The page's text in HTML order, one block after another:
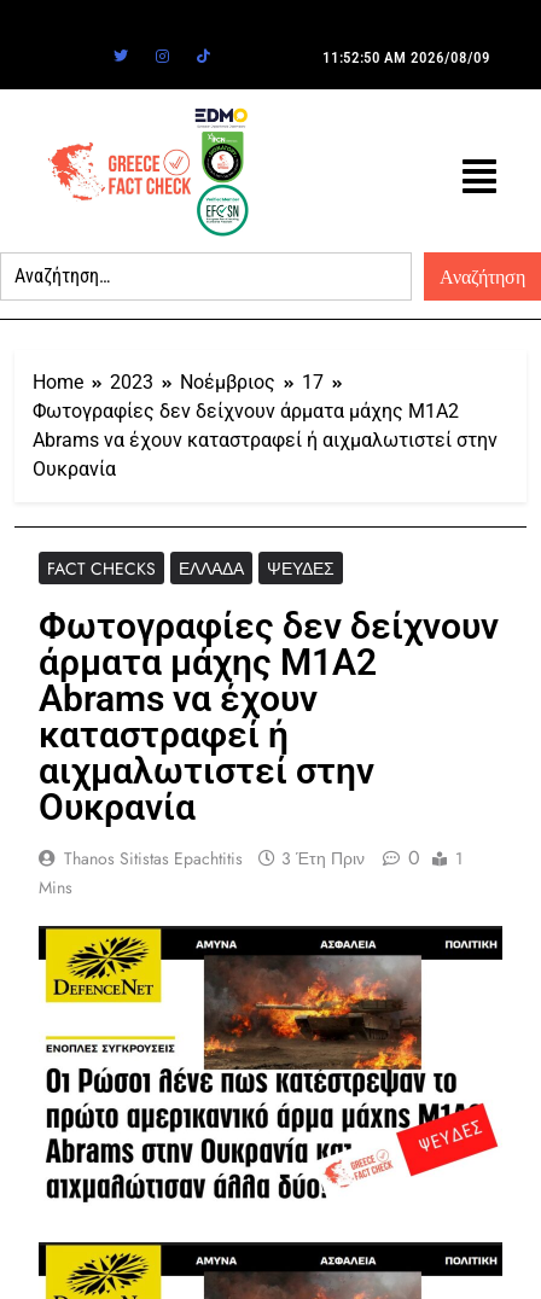
11:52:50 AM 2026/08/09
Home 2023 Νοέμβριος
17
Φωτογραφίες δεν δείχνουν άρματα μάχης M1A2
Abrams να έχουν καταστραφεί ή αιχμαλωτιστεί στην
Ουκρανία
FACT CHECKS ΕΛΛΆΔΑ ΨΕΥΔΈΣ
Φωτογραφίες δεν δείχνουν
άρματα μάχης M1A2
Abrams να έχουν
καταστραφεί ή
αιχμαλωτιστεί στην
Ουκρανία
Thanos Sitistas Epachtitis 3 Έτη Πριν 0
1
Mins